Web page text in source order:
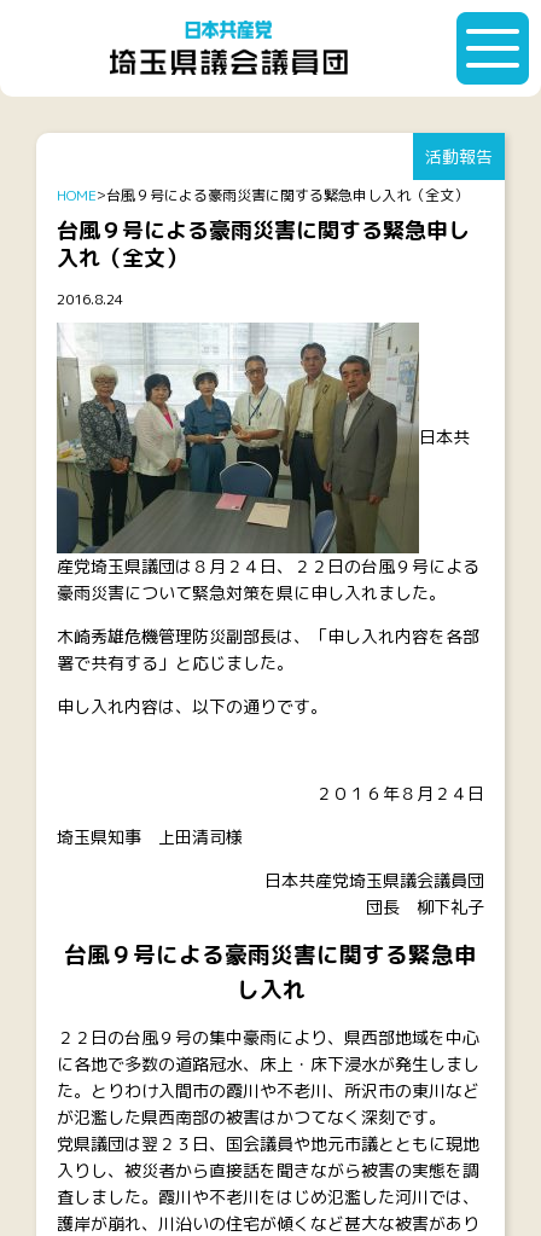
HOME 台風９号による豪雨災害に関する緊急申し入れ（全文）
台風９号による豪雨災害に関する緊急申し
入れ（全文）
2016.8.24
活動報告
日本共
産党埼玉県議団は８月２４日、２２日の台風９号による
豪雨災害について緊急対策を県に申し入れました。
木崎秀雄危機管理防災副部長は、「申し入れ内容を各部
署で共有する」と応じました。
申し入れ内容は、以下の通りです。
２０１６年８月２４日
埼玉県知事 上田清司様
日本共産党埼玉県議会議員団
団長 柳下礼子
台風９号による豪雨災害に関する緊急申
し入れ
２２日の台風９号の集中豪雨により、県西部地域を中心
に各地で多数の道路冠水、床上・床下浸水が発生しまし
た。とりわけ入間市の霞川や不老川、所沢市の東川など
が氾濫した県西南部の被害はかつてなく深刻です。
党県議団は翌２３日、国会議員や地元市議とともに現地
入りし、被災者から直接話を聞きながら被害の実態を調
査しました。霞川や不老川をはじめ氾濫した河川では、
護岸が崩れ、川沿いの住宅が傾くなど甚大な被害があり